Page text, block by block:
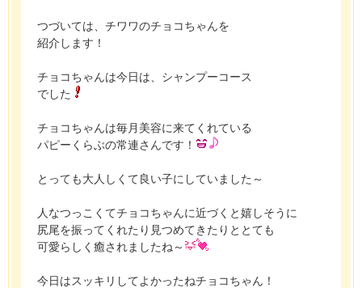
つづいては、チワワのチョコちゃんを
紹介します！
チョコちゃんは今日は、シャンプーコース
でした
チョコちゃんは毎月美容に来てくれている
パピーくらぶの常連さんです！
とっても大人しくて良い子にしていました～
人なつっこくてチョコちゃんに近づくと嬉しそうに
尻尾を振ってくれたり見つめてきたりととても
可愛らしく癒されましたね～
今日はスッキリしてよかったねチョコちゃん！